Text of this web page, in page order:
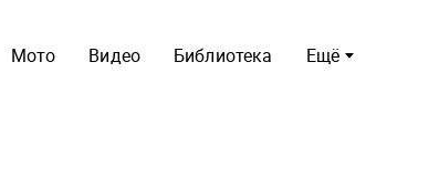
Ещё
Мото Видео Библиотека